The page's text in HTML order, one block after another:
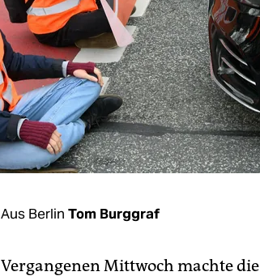
Aus Berlin Tom Burggraf
Vergangenen Mittwoch machte die